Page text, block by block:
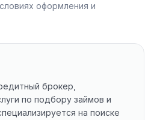
оформления и
брокер,
по подбору займов и
на поиске